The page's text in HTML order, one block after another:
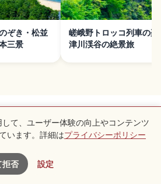
ぞき・松並
三景
嵯峨野トロッコ列車の楽
津川渓谷の絶景旅
付近のスポット
バシーポリシー
て、ユーザー体験の向上やコンテンツ
います。詳細はプライバシーポリシー
拒否 設定